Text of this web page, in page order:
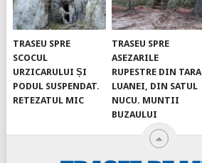
TRASEU SPRE
SCOCUL
URZICARULUI ȘI
PODUL SUSPENDAT.
RETEZATUL MIC
TRASEU SPRE
ASEZARILE
RUPESTRE DIN TARA
LUANEI, DIN SATUL
NUCU. MUNTII
BUZAULUI